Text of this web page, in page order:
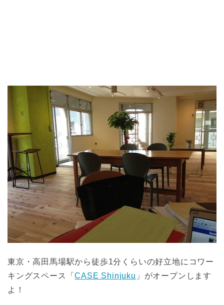
東京・高田馬場駅から徒歩1分くらいの好立地にコワー
キングスペース「CASE Shinjuku 」がオープンします
よ！